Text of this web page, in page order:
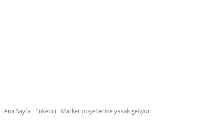
Ana Sayfa Tüketici Market poşetlerine yasak geliyor